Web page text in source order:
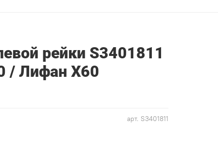
арт. S3401811
рейки S3401811
/ Лифан Х60